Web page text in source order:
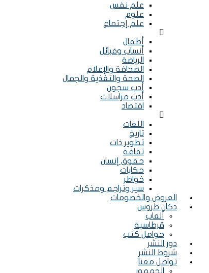
علم نفس
علوم
علم إجتماع
Menu
أطفال
أنساب وقبائل
الرياضة
الصحافة والإعلام
الصحة والتغذية والجمال
أدب سجون
أدب مراسلات
اقتصاد
Menu
اللغات
تاريخ
تطوير ذات
ثقافة
حقوق إنسان
حكايات
خواطر
سير وتراجم ومذكرات
العروض والخصومات
دكان طروس
ألعاب
قرطاسية
حوامل كتب
دور النشر
شروط النشر
تواصل معنا
الجمهور